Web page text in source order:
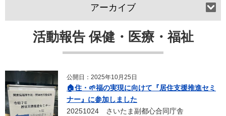
活動報告 保健・医療・福祉
公開日：2025年10月25日
🏠住・🌱福の実現に向けて『居住支援推進セミ
ナー』に参加しました
20251024 さいたま副都心合同庁舎
アーカイブ